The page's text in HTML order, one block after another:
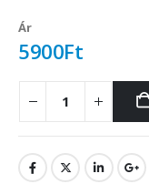
Ár
5900Ft